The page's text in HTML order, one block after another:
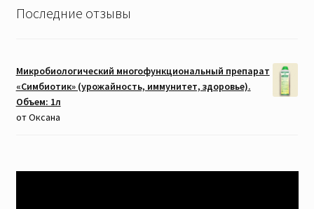
Последние отзывы
Микробиологический многофункциональный препарат
«Симбиотик» (урожайность, иммунитет, здоровье).
Объем: 1л
от Оксана